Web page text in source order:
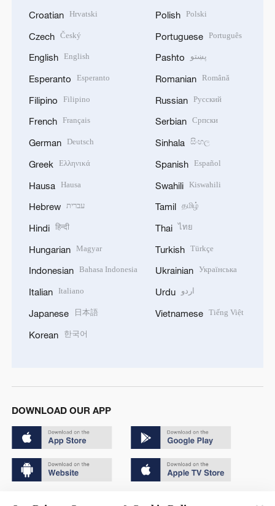
Croatian Hrvatski
Czech Český
English English
Esperanto Esperanto
Filipino Filipino
French Français
German Deutsch
Greek Ελληνικά
Hausa Hausa
Hebrew עברית
Hindi हिन्दी
Hungarian Magyar
Indonesian Bahasa Indonesia
Italian Italiano
Japanese 日本語
Korean 한국어
Polish Polski
Portuguese Português
Pashto پښتو
Romanian Română
Russian Русский
Serbian Српски
Sinhala සිංහල
Spanish Español
Swahili Kiswahili
Tamil தமிழ்
Thai ไทย
Turkish Türkçe
Ukrainian Українська
Urdu اردو
Vietnamese Tiếng Việt
DOWNLOAD OUR APP